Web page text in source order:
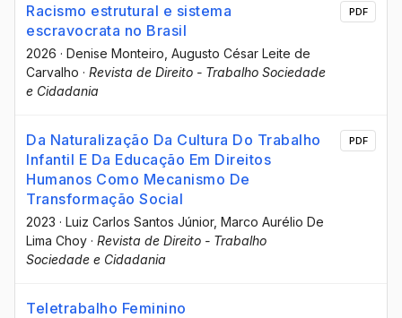
Racismo estrutural e sistema
escravocrata no Brasil
2026 · Denise Monteiro , Augusto César Leite de
Carvalho · Revista de Direito - Trabalho Sociedade
e Cidadania
PDF
Da Naturalização Da Cultura Do Trabalho
Infantil E Da Educação Em Direitos
Humanos Como Mecanismo De
Transformação Social
2023 · Luiz Carlos Santos Júnior, Marco Aurélio De
Lima Choy · Revista de Direito - Trabalho
Sociedade e Cidadania
PDF
Teletrabalho Feminino